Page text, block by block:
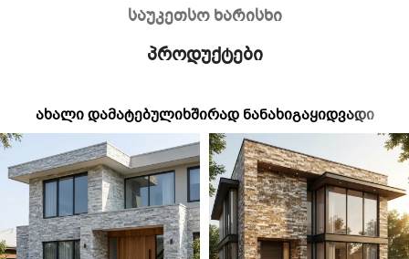
საუკეთსო ხარისხი
პროდუქტები
ᲐᲮᲐᲚᲘ ᲓᲐᲛᲐᲢᲔᲑᲣᲚᲘᲮᲨᲘᲠᲐᲓ ᲜᲐᲜᲐᲮᲘᲒᲐᲧᲘᲓᲕᲐᲓᲘ